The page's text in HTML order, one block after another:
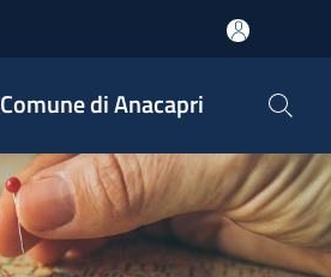
Comune di Anacapri